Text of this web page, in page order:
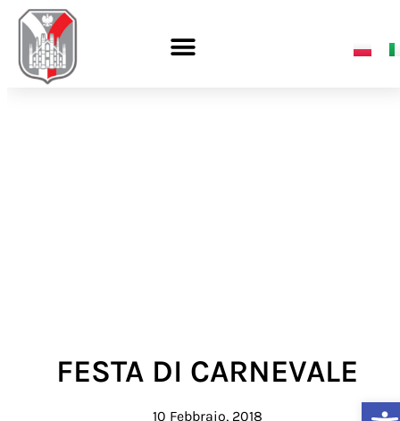
FESTA DI CARNEVALE
10 Febbraio, 2018